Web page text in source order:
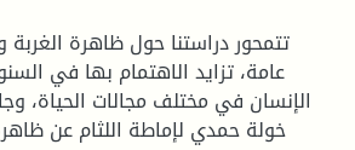
تتمحور دراستنا حول ظاهرة الغربة
عامة، تزايد الاهتمام بها في
الإنسان في مختلف مجالات الحياة،
خولة حمدي لإماطة اللثام عن